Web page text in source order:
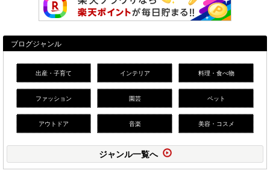
ブログジャンル
出産・子育て インテリア 料理・食べ物
ファッション 園芸 ペット
アウトドア 音楽 美容・コスメ
ジャンル一覧へ